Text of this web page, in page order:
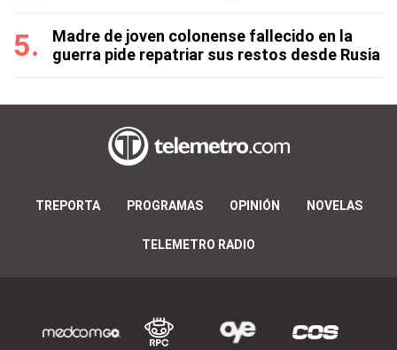
Madre de joven colonense fallecido en la
guerra pide repatriar sus restos desde Rusia
TREPORTA PROGRAMAS OPINIÓN NOVELAS
TELEMETRO RADIO